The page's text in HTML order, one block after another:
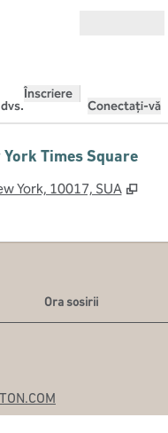
Înscriere
Conectați-vă
Times Square
York, 10017, SUA ,
Ora sosirii